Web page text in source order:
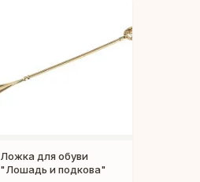
Ложка для обуви
"Лошадь и подкова"